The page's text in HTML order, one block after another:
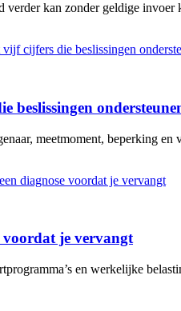
verder kan zonder geldige invoer
beslissingen
meetmoment, beperking en
voordat je vervangt
en werkelijke